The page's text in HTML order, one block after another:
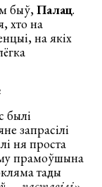
быў, Палац.
хто на
на якіх
былі
запрасілі
ня проста
прамоўшына
тады